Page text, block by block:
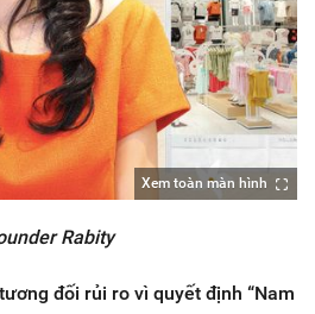
Xem toàn màn hình
Rabity
đối rủi ro vì quyết định “Nam